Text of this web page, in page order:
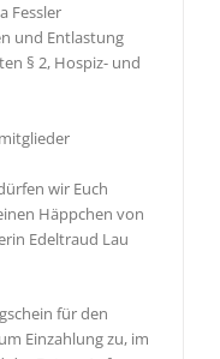
Fessler
und Entlastung
§ 2, Hospiz- und
wir Euch
Häppchen von
Edeltraud Lau
für den
Einzahlung zu, im